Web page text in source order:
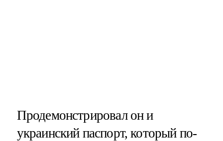
Продемонстрировал он и
украинский паспорт, который по-